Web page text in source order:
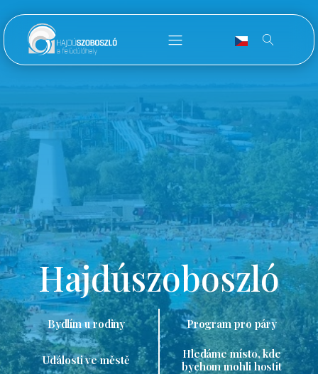
Hajdúszoboszló
Bydlím u rodiny Program pro páry
Události ve městě
Hledáme místo, kde
bychom mohli hostit